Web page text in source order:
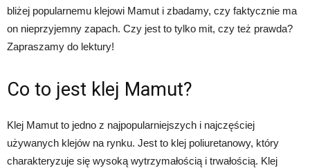
bliżej popularnemu klejowi Mamut i zbadamy, czy faktycznie ma
on nieprzyjemny zapach. Czy jest to tylko mit, czy też prawda?
Zapraszamy do lektury!
Co to jest klej Mamut?
Klej Mamut to jedno z najpopularniejszych i najczęściej
używanych klejów na rynku. Jest to klej poliuretanowy, który
charakteryzuje się wysoką wytrzymałością i trwałością. Klej